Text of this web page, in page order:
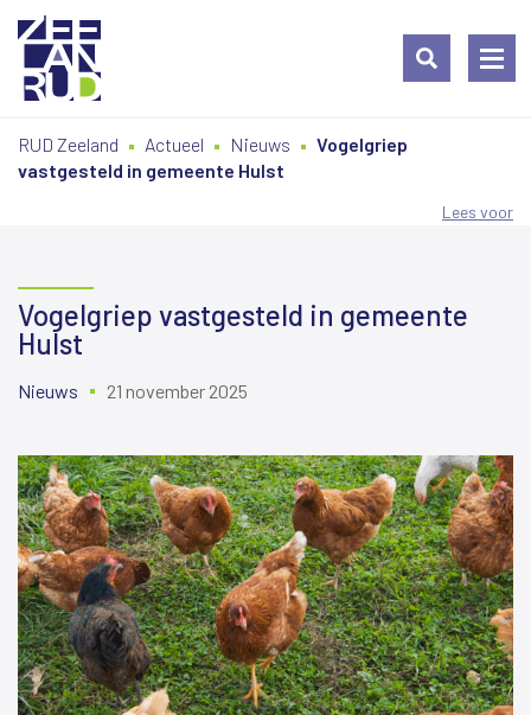
naar
naarRUD Zeeland Actueel Nieuws
Vogelgriep
vastgesteld in gemeente Hulst
Lees voor
Vogelgriep vastgesteld in gemeente
Hulst
Nieuws 21 november 2025